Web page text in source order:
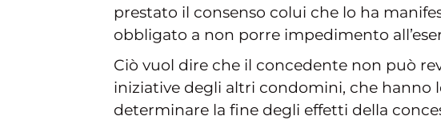
prestato il consenso colui che lo ha
obbligato a non porre impedimento
Ciò vuol dire che il concedente non può
iniziative degli altri condomini, che
determinare la fine degli effetti della